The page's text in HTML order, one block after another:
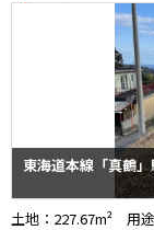
東海道本線「真鶴
土地：227.67m² 用